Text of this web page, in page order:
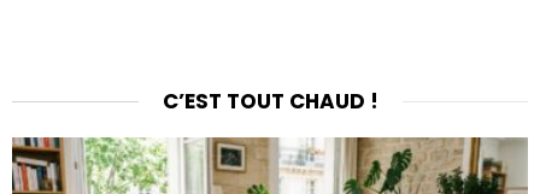
C’EST TOUT CHAUD !